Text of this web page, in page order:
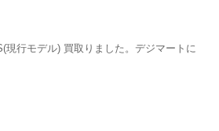
現行モデル) 買取りました。デジマートに